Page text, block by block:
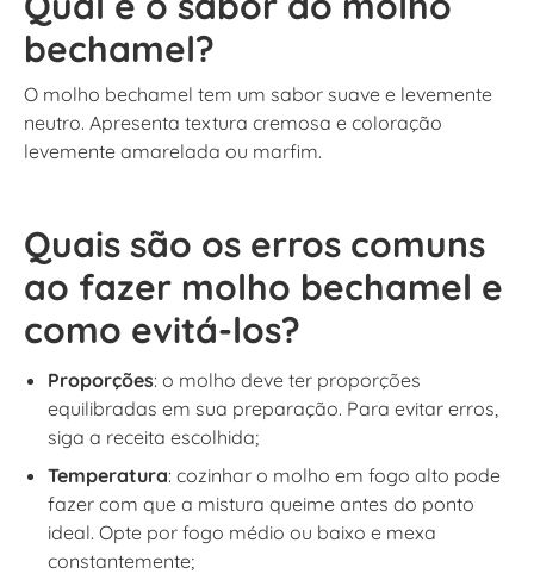
bechamel?
O molho bechamel tem um sabor suave e levemente
neutro. Apresenta textura cremosa e coloração
levemente amarelada ou marfim.
Quais são os erros comuns
ao fazer molho bechamel e
como evitá-los?
Proporções: o molho deve ter proporções
equilibradas em sua preparação. Para evitar erros,
siga a receita escolhida;
Temperatura: cozinhar o molho em fogo alto pode
fazer com que a mistura queime antes do ponto
ideal. Opte por fogo médio ou baixo e mexa
constantemente;